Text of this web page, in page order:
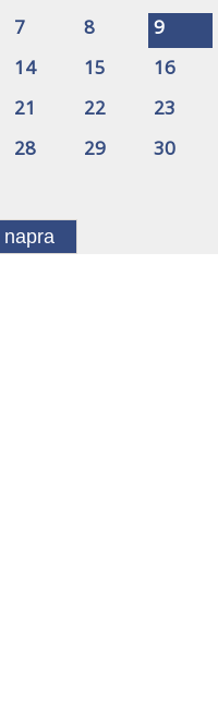
7 8
9
14 15
16
21 22
23
28 29
30